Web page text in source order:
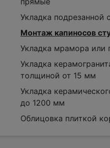
Укладка подрезанной
Монтаж капиносов
Укладка мрамора или
Укладка
толщиной от 15 мм
Укладка
до 1200 мм
Облицовка плиткой